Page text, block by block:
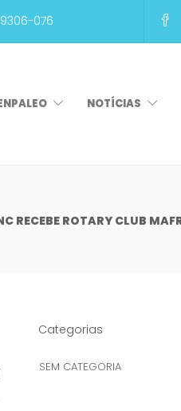
076
NOTÍCIAS
RECEBE ROTARY CLUB
Categorias
SEM CATEGORIA